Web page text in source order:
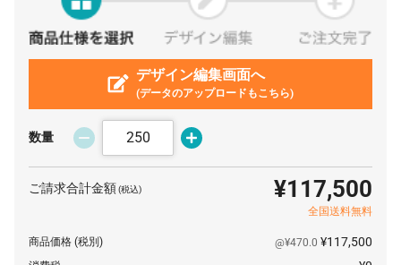
¥351 ¥1,755,000
デザイン編集画面へ
(データのアップロードもこちら)
数量
ご請求合計金額(税込) ¥117,500
全国送料無料
商品価格 (税別) @¥470.0 ¥117,500